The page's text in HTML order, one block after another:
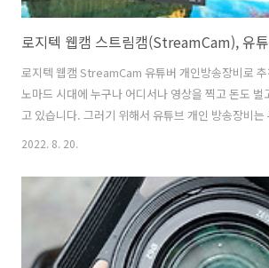
로지텍 웹캠 StreamCam 유튜버 개인방송장비로
노마드 시대에 누구나 어디서나 영상을 찍고 돈도 벌
고 있습니다. 그러기 위해서 유튜브 개인 방송장비
요. 틱톡커, 유튜버라면 다양한 촬영장비를 사용하지
과 활용성이 중요한데요. 로지텍의 새로운 브랜드인
터(logitech for creators)가 이에 해당되는데요.
를 위한 브랜드로 블루 마이크와 로지텍
이브 스트리밍 방송을 하거나 개인방송장비를 업그
좋은 콘텐츠를 제작할 수 있습니다. 앞으로 크리에이
2022. 8. 20.